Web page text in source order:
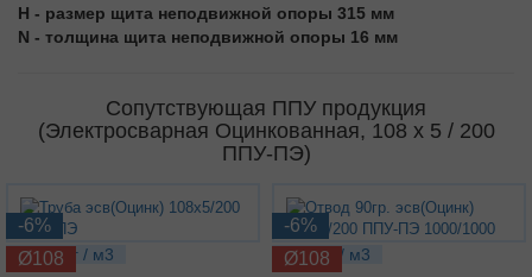
H - размер щита неподвижной опоры 315 мм
N - толщина щита неподвижной опоры 16 мм
Сопутствующая ППУ продукция
(Электросварная Оцинкованная, 108 х 5 / 200
ППУ-ПЭ)
-6%
Ø108
16.23 кг / м3
-6%
Ø108
32.5 кг / м3